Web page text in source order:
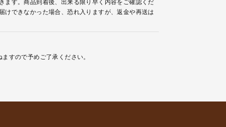
できなかった場合、恐れ入りますが、返金や再送は
すので予めご了承ください。